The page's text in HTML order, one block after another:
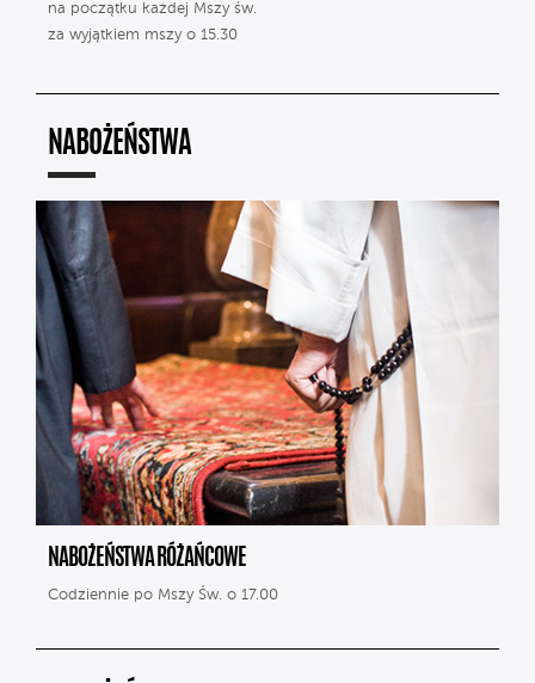
na początku każdej Mszy św.
za wyjątkiem mszy o 15.30
NABOŻEŃSTWA
NABOŻEŃSTWA RÓŻAŃCOWE
Codziennie po Mszy Św. o 17.00